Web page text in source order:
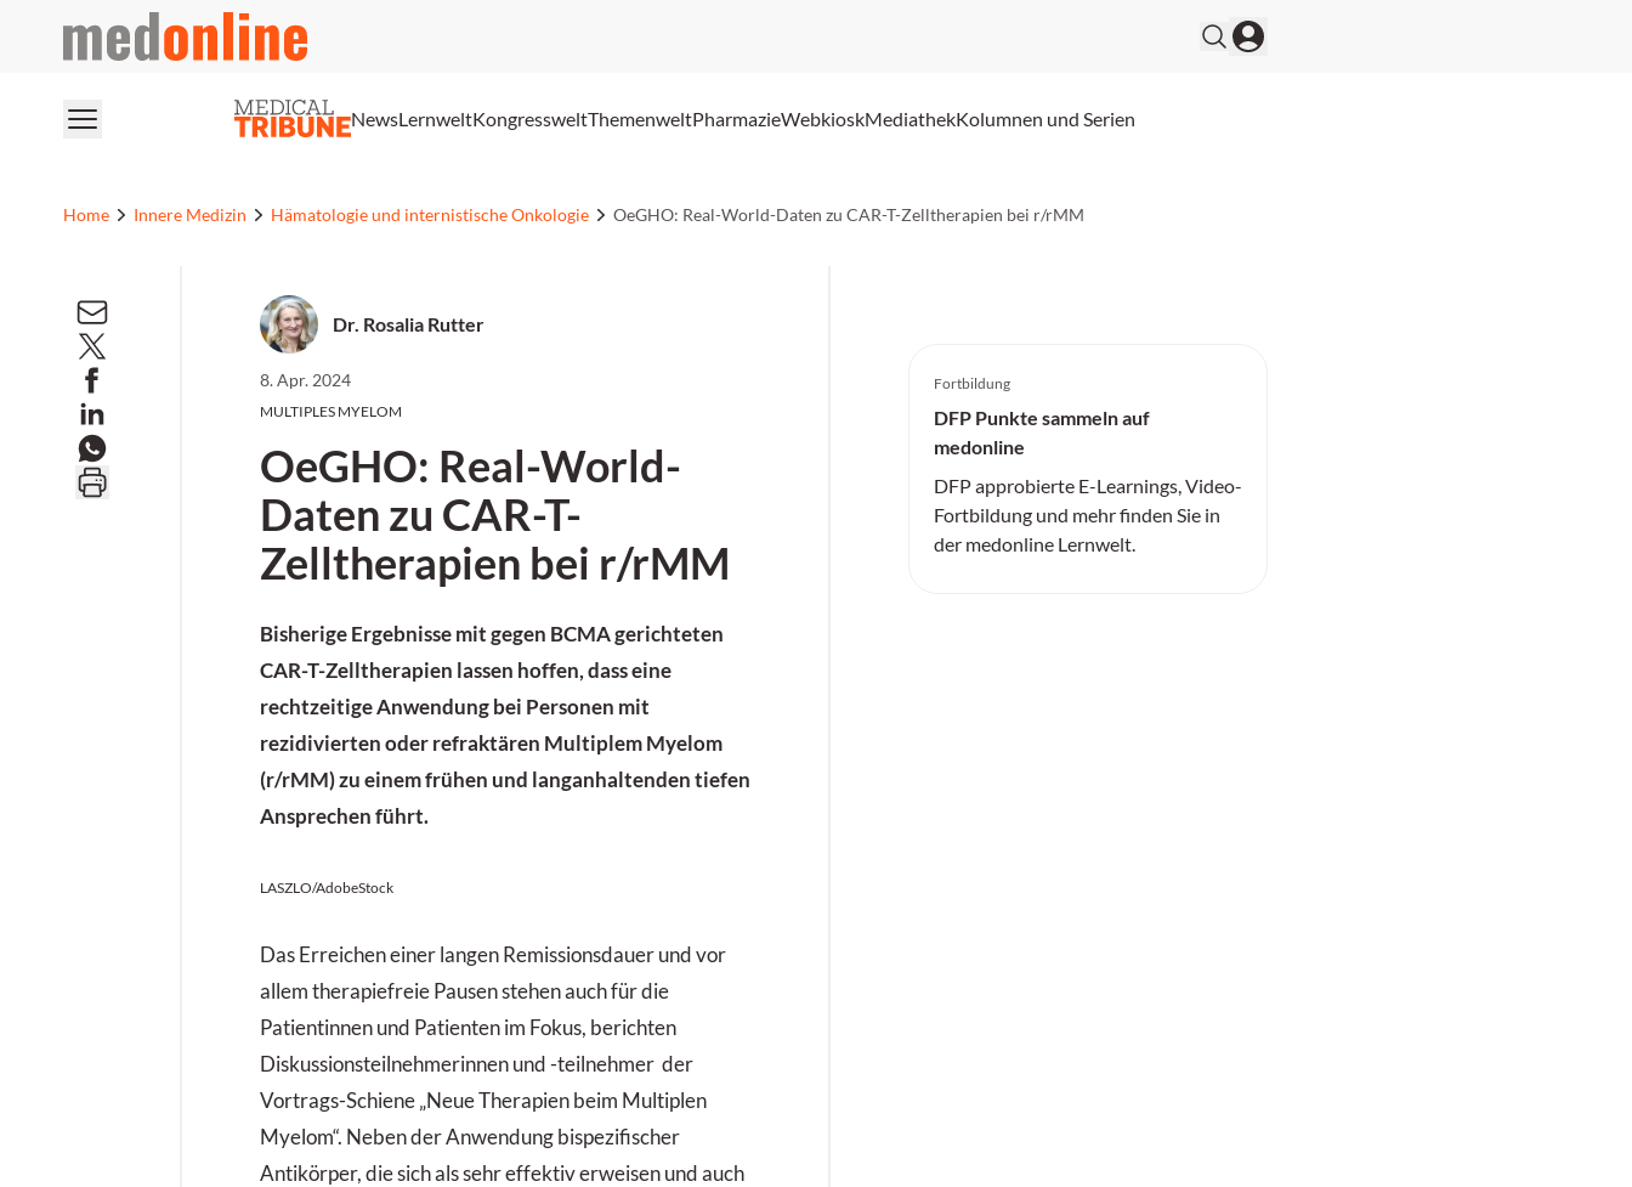
medonline
NewsLernweltKongressweltThemenweltPharmazieWebkioskMediathekKolumnen und Serien
Home Innere Medizin Hämatologie und internistische Onkologie OeGHO: Real-World-Daten zu CAR-T-Zelltherapien bei r/rMM
Dr. Rosalia Rutter
8. Apr. 2024
MULTIPLES MYELOM
OeGHO: Real-World-
Daten zu CAR-T-
Zelltherapien bei r/rMM
Bisherige Ergebnisse mit gegen BCMA gerichteten
CAR-T-Zell therapien lassen hoffen, dass eine
rechtzeitige Anwendung bei Personen mit
rezidivierten oder refraktären Multiplem Myelom
(r/rMM) zu einem frühen und langanhaltenden tiefen
Ansprechen führt.
LASZLO/AdobeStock
Das Erreichen einer langen Remissionsdauer und vor
allem therapiefreie Pausen stehen auch für die
Patientinnen und Patienten im Fokus, berichten
Diskussionsteilnehmerinnen und -teilnehmer der
Vortrags-Schiene „Neue Therapien beim Multiplen
Myelom“. Neben der Anwendung bispezifischer
Antikörper, die sich als sehr effektiv erweisen und auch
Fortbildung
DFP Punkte sammeln auf
medonline
DFP approbierte E-Learnings, Video-
Fortbildung und mehr finden Sie in
der medonline Lernwelt.